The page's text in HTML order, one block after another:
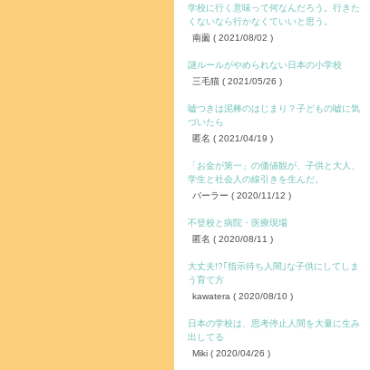
学校に行く意味って何なんだろう。行きた
くないなら行かなくていいと思う。
南薗 ( 2021/08/02 )
謎ルールがやめられない日本の小学校
三毛猫 ( 2021/05/26 )
嘘つきは泥棒のはじまり？子どもの嘘に気
づいたら
匿名 ( 2021/04/19 )
「お金が第一」の価値観が、子供と大人、
学生と社会人の線引きを生んだ。
バーラー ( 2020/11/12 )
不登校と病院・医療現場
匿名 ( 2020/08/11 )
大丈夫!?｢指示待ち人間｣な子供にしてしま
う育て方
kawatera ( 2020/08/10 )
日本の学校は、思考停止人間を大量に生み
出してる
Miki ( 2020/04/26 )